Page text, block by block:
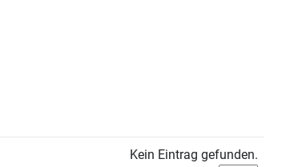
Kein Eintrag gefunden.